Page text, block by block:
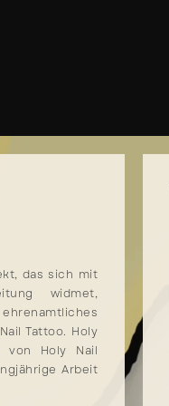
das sich mit
widmet,
Tattoo. Holy
Holy Nail
Arbeit